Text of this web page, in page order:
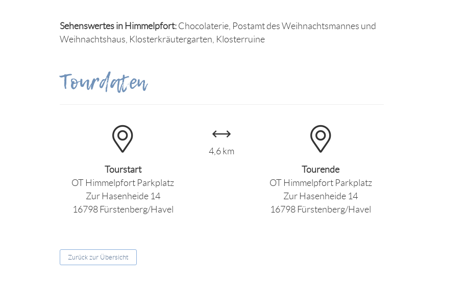
Sehenswertes in Himmelpfort: Chocolaterie, Postamt des Weihnachtsmannes und
Weihnachtshaus, Klosterkräutergarten, Klosterruine
Tourdaten
Tourstart
OT Himmelpfort Parkplatz
Zur Hasenheide 14
16798 Fürstenberg/Havel
4,6 km
Tourende
OT Himmelpfort Parkplatz
Zur Hasenheide 14
16798 Fürstenberg/Havel
Zurück zur Übersicht